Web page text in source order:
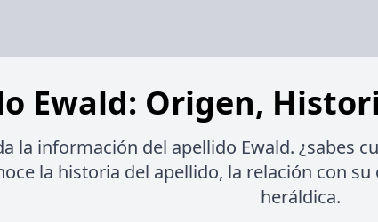
Ewald: Origen,
la información del apellido Ewald. ¿sabes
la historia del apellido, la relación con
heráldica.